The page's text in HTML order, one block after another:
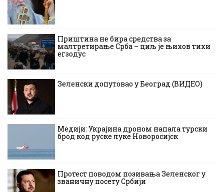
Приштина не бира средства за
малтретирање Срба – циљ је њихов тихи
егзодус
Зеленски допутовао у Београд (ВИДЕО)
Медији: Украјина дроном напала турски
брод код руске луке Новоросијск
Протест поводом позивања Зеленског у
званичну посету Србији